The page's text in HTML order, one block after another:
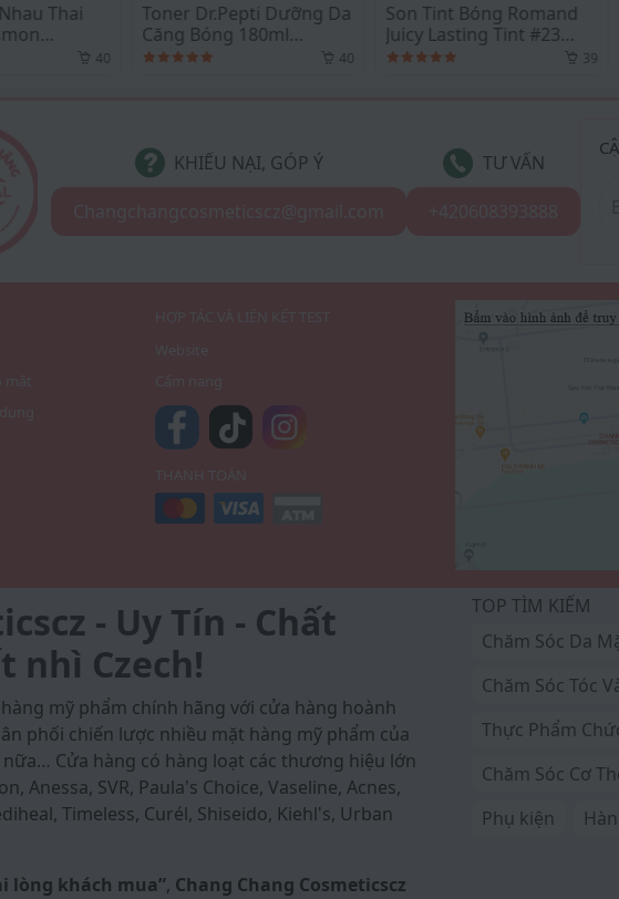
Dưỡng Da
180ml
Son Tint Bóng Romand
Juicy Lasting Tint #23
NUCADAMIA
Tinh nghệ Nano Golden
Gift Curcumin Gold Hàn
Quốc 100 Tép
KHIẾU NẠI, GÓP Ý
TƯ VẤN
- Uy Tín - Chất
nhì Czech!
mỹ phẩm chính hãng với cửa hàng hoành
phối chiến lược nhiều mặt hàng mỹ phẩm của
Cửa hàng có hàng loạt các thương hiệu lớn
Anessa, SVR, Paula's Choice, Vaseline, Acnes,
Timeless, Curél, Shiseido, Kiehl's, Urban
lòng khách mua”, Chang Chang Cosmeticscz
TOP TÌM KIẾM
Chăm Sóc Da
Chăm Sóc Tóc
Thực Phẩm
Chăm Sóc Cơ
Phụ kiện